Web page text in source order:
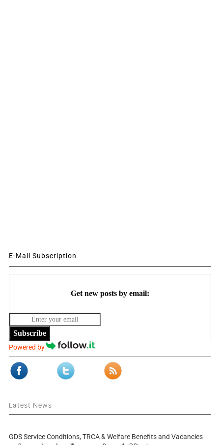
E-Mail Subscription
Get new posts by email:
Subscribe
Powered by
Latest News
GDS Service Conditions, TRCA & Welfare Benefits and Vacancies